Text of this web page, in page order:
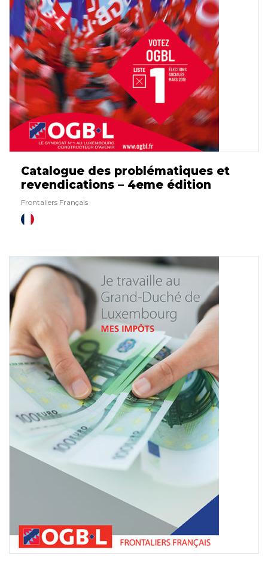
Français
Catalogue des problématiques et
revendications – 4eme édition
Frontaliers Français
Français